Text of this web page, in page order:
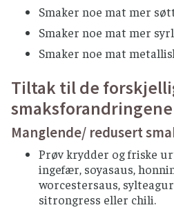
Smaker noe mat mer
Smaker noe mat mer
Smaker noe mat
Tiltak til de
smaksforandringene
Manglende/ redusert
Prøv krydder og friske
ingefær, soyasaus,
worcestersaus,
sitrongress eller chili.